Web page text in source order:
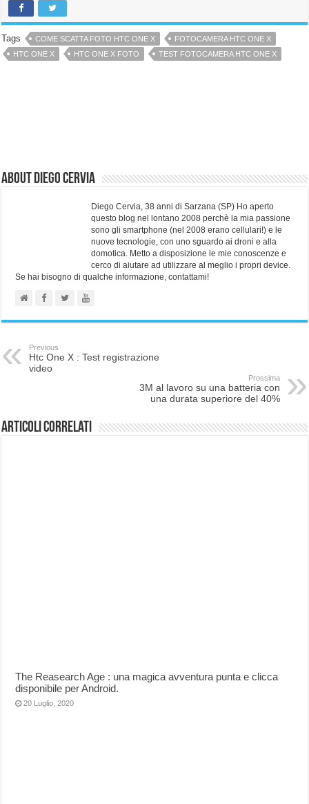
Tags COME SCATTA FOTO HTC ONE X
FOTOCAMERA HTC ONE X
HTC ONE X
HTC ONE X FOTO TEST FOTOCAMERA HTC ONE X
About Diego Cervia
Diego Cervia, 38 anni di Sarzana (SP) Ho aperto
questo blog nel lontano 2008 perchè la mia passione
sono gli smartphone (nel 2008 erano cellulari!) e le
nuove tecnologie, con uno sguardo ai droni e alla
domotica. Metto a disposizione le mie conoscenze e
cerco di aiutare ad utilizzare al meglio i propri device.
Se hai bisogno di qualche informazione, contattami!
Previous
Htc One X : Test registrazione
video
Prossima
3M al lavoro su una batteria con
una durata superiore del 40%
Articoli correlati
The Reasearch Age : una magica avventura punta e clicca
disponibile per Android.
20 Luglio, 2020